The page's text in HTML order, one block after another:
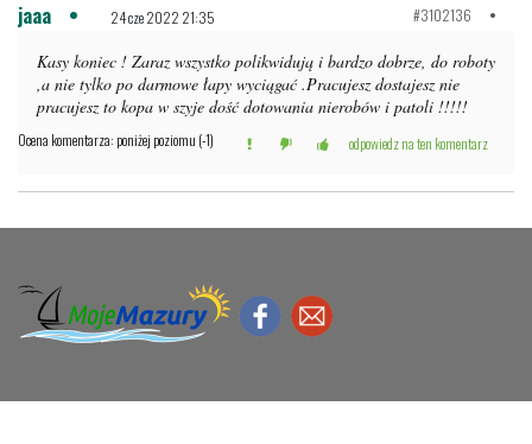
jaaa #3102136
24 cze 2022 21:35
Kasy koniec ! Zaraz wszystko polikwidują i bardzo dobrze, do roboty
,a nie tylko po darmowe łapy wyciągać .Pracujesz dostajesz nie
pracujesz to kopa w szyje dość dotowania nierobów i patoli !!!!!
Ocena komentarza: poniżej poziomu (-1) odpowiedz na ten komentarz